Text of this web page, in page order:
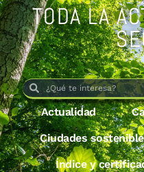
TODA LA
Actualidad
Ciudades
Índice y